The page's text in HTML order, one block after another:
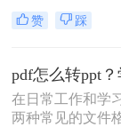
式，以便于演示
何转成PPT呢？
换。
赞 踩
在日常工作和学
两种常见的文件